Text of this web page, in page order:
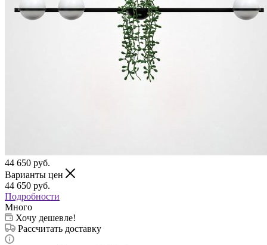
44 650 руб.
Варианты цен
44 650 руб.
Подробности
Много
Хочу дешевле!
Рассчитать доставку